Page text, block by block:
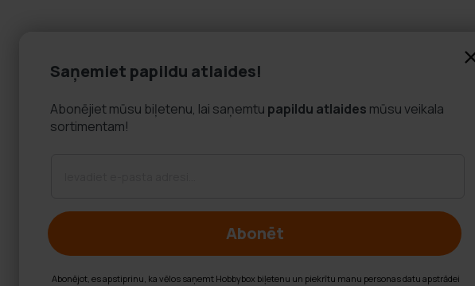
Saņemiet papildu atlaides!
Abonējiet mūsu biļetenu, lai saņemtu papildu atlaides mūsu veikala
sortimentam!
Abonēt
Abonējot, es apstiprinu, ka vēlos saņemt Hobbybox biļetenu un piekrītu manu personas datu apstrādei